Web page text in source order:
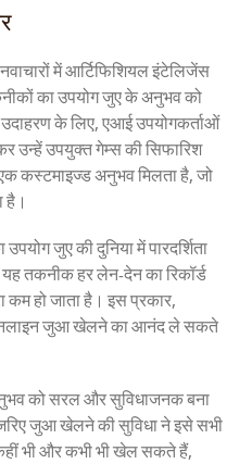
में आर्टिफिशियल इंटेलिजेंस
का उपयोग जुए के अनुभव को
उदाहरण के लिए, एआई उपयोगकर्ताओं
उन्हें उपयुक्त गेम्स की सिफारिश
कस्टमाइज्ड अनुभव मिलता है, जो
है।
जुए की दुनिया में पारदर्शिता
तकनीक हर लेन-देन का रिकॉर्ड
हो जाता है। इस प्रकार,
ऑनलाइन जुआ खेलने का आनंद ले सकते
को सरल और सुविधाजनक बना
जुआ खेलने की सुविधा ने इसे सभी
भी और कभी भी खेल सकते हैं,